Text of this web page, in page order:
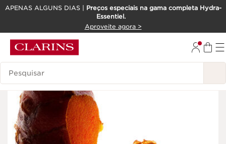
SALTAR PARA O CONTEÚDO
APENAS ALGUNS DIAS | Preços especiais na gama completa Hydra-
Essentiel.
Aproveite agora >
Pesquisar Legenda